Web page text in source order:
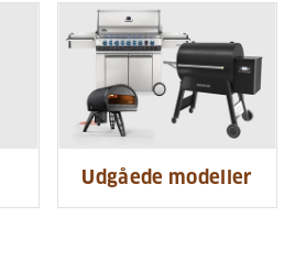
Udgåede modeller